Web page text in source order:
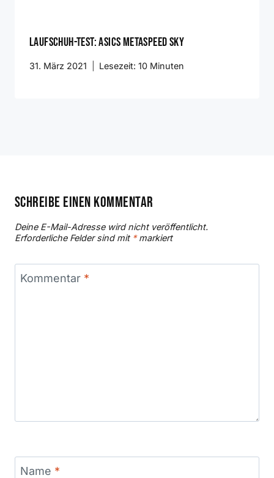
Laufschuh-Test: ASICS Metaspeed Sky
31. März 2021 Lesezeit: 10 Minuten
Schreibe einen Kommentar
Deine E-Mail-Adresse wird nicht veröffentlicht.
Erforderliche Felder sind mit *markiert
Kommentar *
Name *